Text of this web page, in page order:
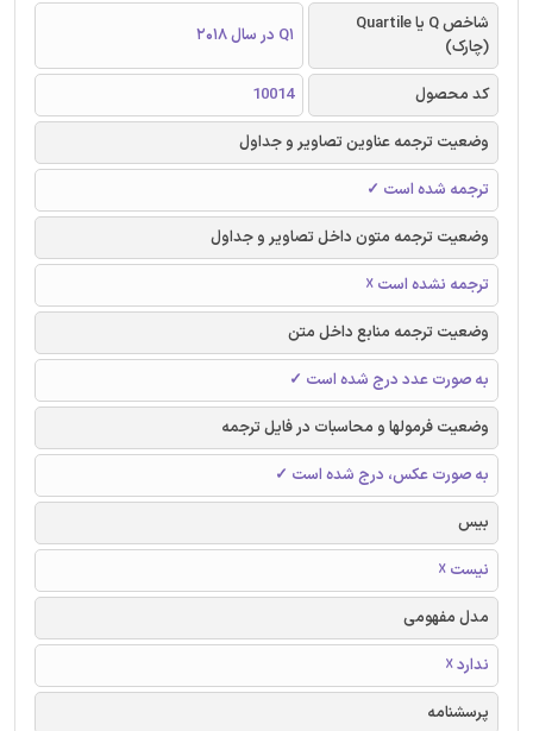
شاخص Q یا Quartile
(چارک)
Q1 در سال 2018
کد محصول
10014
وضعیت ترجمه عناوین تصاویر و جداول
ترجمه شده است ✓
وضعیت ترجمه متون داخل تصاویر و جداول
ترجمه نشده است ☓
وضعیت ترجمه منابع داخل متن
به صورت عدد درج شده است ✓
وضعیت فرمولها و محاسبات در فایل ترجمه
به صورت عکس، درج شده است ✓
بیس
نیست ☓
مدل مفهومی
ندارد ☓
پرسشنامه